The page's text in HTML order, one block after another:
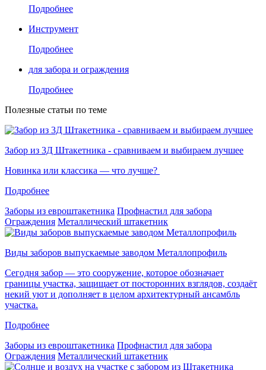
Подробнее
Инструмент
Подробнее
для забора и ограждения
Подробнее
Полезные статьи по теме
Забор из 3Д Штакетника - сравниваем и выбираем лучшее
Новинка или классика — что лучше?
Подробнее
Заборы из евроштакетника Профнастил для забора
Ограждения Металлический штакетник
Виды заборов выпускаемые заводом Металлопрофиль
Сегодня забор — это сооружение, которое обозначает
границы участка, защищает от посторонних взглядов, создаёт
некий уют и дополняет в целом архитектурный ансамбль
участка.
Подробнее
Заборы из евроштакетника Профнастил для забора
Ограждения Металлический штакетник